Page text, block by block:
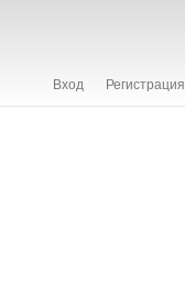
Вход Регистрация